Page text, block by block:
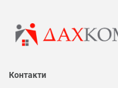
Контакти